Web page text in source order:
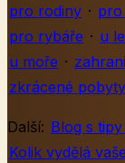
pro rodiny · pro
pro rybáře · u
u moře ·
zkrácené pobyty
Další: Blog s
Kolik vydělá